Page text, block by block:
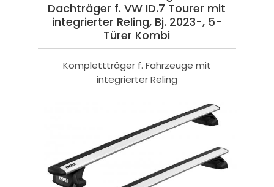
Dachträger f. VW ID.7 Tourer mit
integrierter Reling, Bj. 2023-, 5-
Türer Kombi
Komplettträger f. Fahrzeuge mit
integrierter Reling